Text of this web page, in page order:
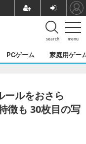
menu
search
PCゲーム 家庭用ゲー
ールをおさら
徴も 30枚目の写